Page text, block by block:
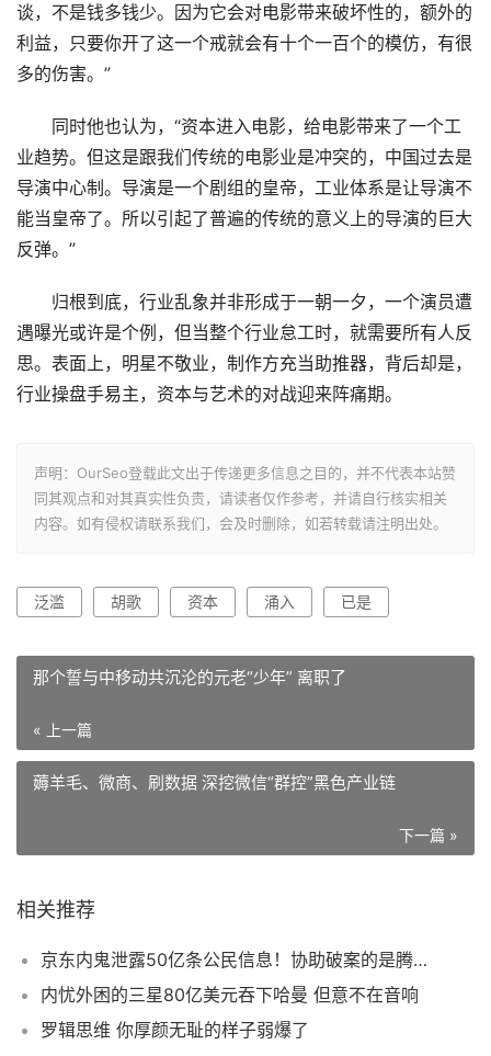
谈，不是钱多钱少。因为它会对电影带来破坏性的，额外的
利益，只要你开了这一个戒就会有十个一百个的模仿，有很
多的伤害。”
同时他也认为，“资本进入电影，给电影带来了一个工
业趋势。但这是跟我们传统的电影业是冲突的，中国过去是
导演中心制。导演是一个剧组的皇帝，工业体系是让导演不
能当皇帝了。所以引起了普遍的传统的意义上的导演的巨大
反弹。”
归根到底，行业乱象并非形成于一朝一夕，一个演员遭
遇曝光或许是个例，但当整个行业怠工时，就需要所有人反
思。表面上，明星不敬业，制作方充当助推器，背后却是，
行业操盘手易主，资本与艺术的对战迎来阵痛期。
声明：OurSeo登载此文出于传递更多信息之目的，并不代表本站赞
同其观点和对其真实性负责，请读者仅作参考，并请自行核实相关
内容。如有侵权请联系我们，会及时删除，如若转载请注明出处。
泛滥 胡歌 资本 涌入 已是
那个誓与中移动共沉沦的元老“少年” 离职了
« 上一篇
薅羊毛、微商、刷数据 深挖微信“群控”黑色产业链
下一篇 »
相关推荐
京东内鬼泄露50亿条公民信息！协助破案的是腾讯员工
内忧外困的三星80亿美元吞下哈曼 但意不在音响
罗辑思维 你厚颜无耻的样子弱爆了